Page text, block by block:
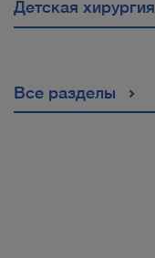
Детская хирургия
Все разделы